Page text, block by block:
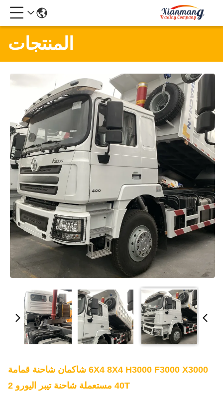
المنتجات
6X4 8X4 H3000 F3000 X3000 شاكمان شاحنة قمامة
40T مستعملة شاحنة تيبر اليورو 2